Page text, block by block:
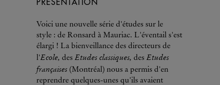
Voici une nouvelle série d'études sur le
style : de Ronsard à Mauriac. L'éventail s'est
élargi ! La bienveillance des directeurs de
l'Ecole, des Etudes classiques, des Etudes
françaises (Montréal) nous a permis d'en
reprendre quelques-unes qu'ils avaient